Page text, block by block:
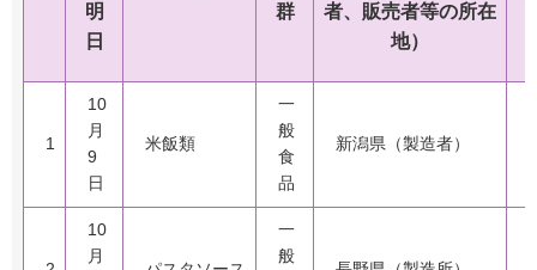
明
日
群
者、 販売者等の所在
地）
1
10
月
9
日
米飯類
一
般
食
品
新潟県（製造者）
10
月
一
般